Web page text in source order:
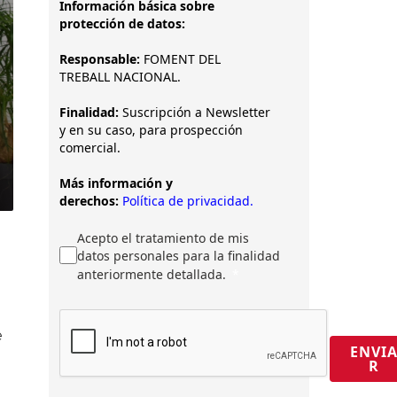
Información básica sobre
protección de datos:
Responsable: FOMENT DEL
TREBALL NACIONAL.
Finalidad: Suscripción a Newsletter
y en su caso, para prospección
comercial.
Más información y
derechos: Política de privacidad.
Acepto el tratamiento de mis
datos personales para la finalidad
anteriormente detallada.
ENVIA
R